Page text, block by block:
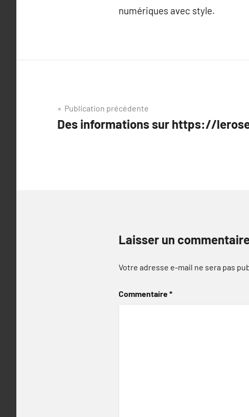
numériques avec style.
Navigation
de
Publication précédente
Des informations sur https://
Laisser un
Votre adresse e-mail ne sera pas
Commentaire*